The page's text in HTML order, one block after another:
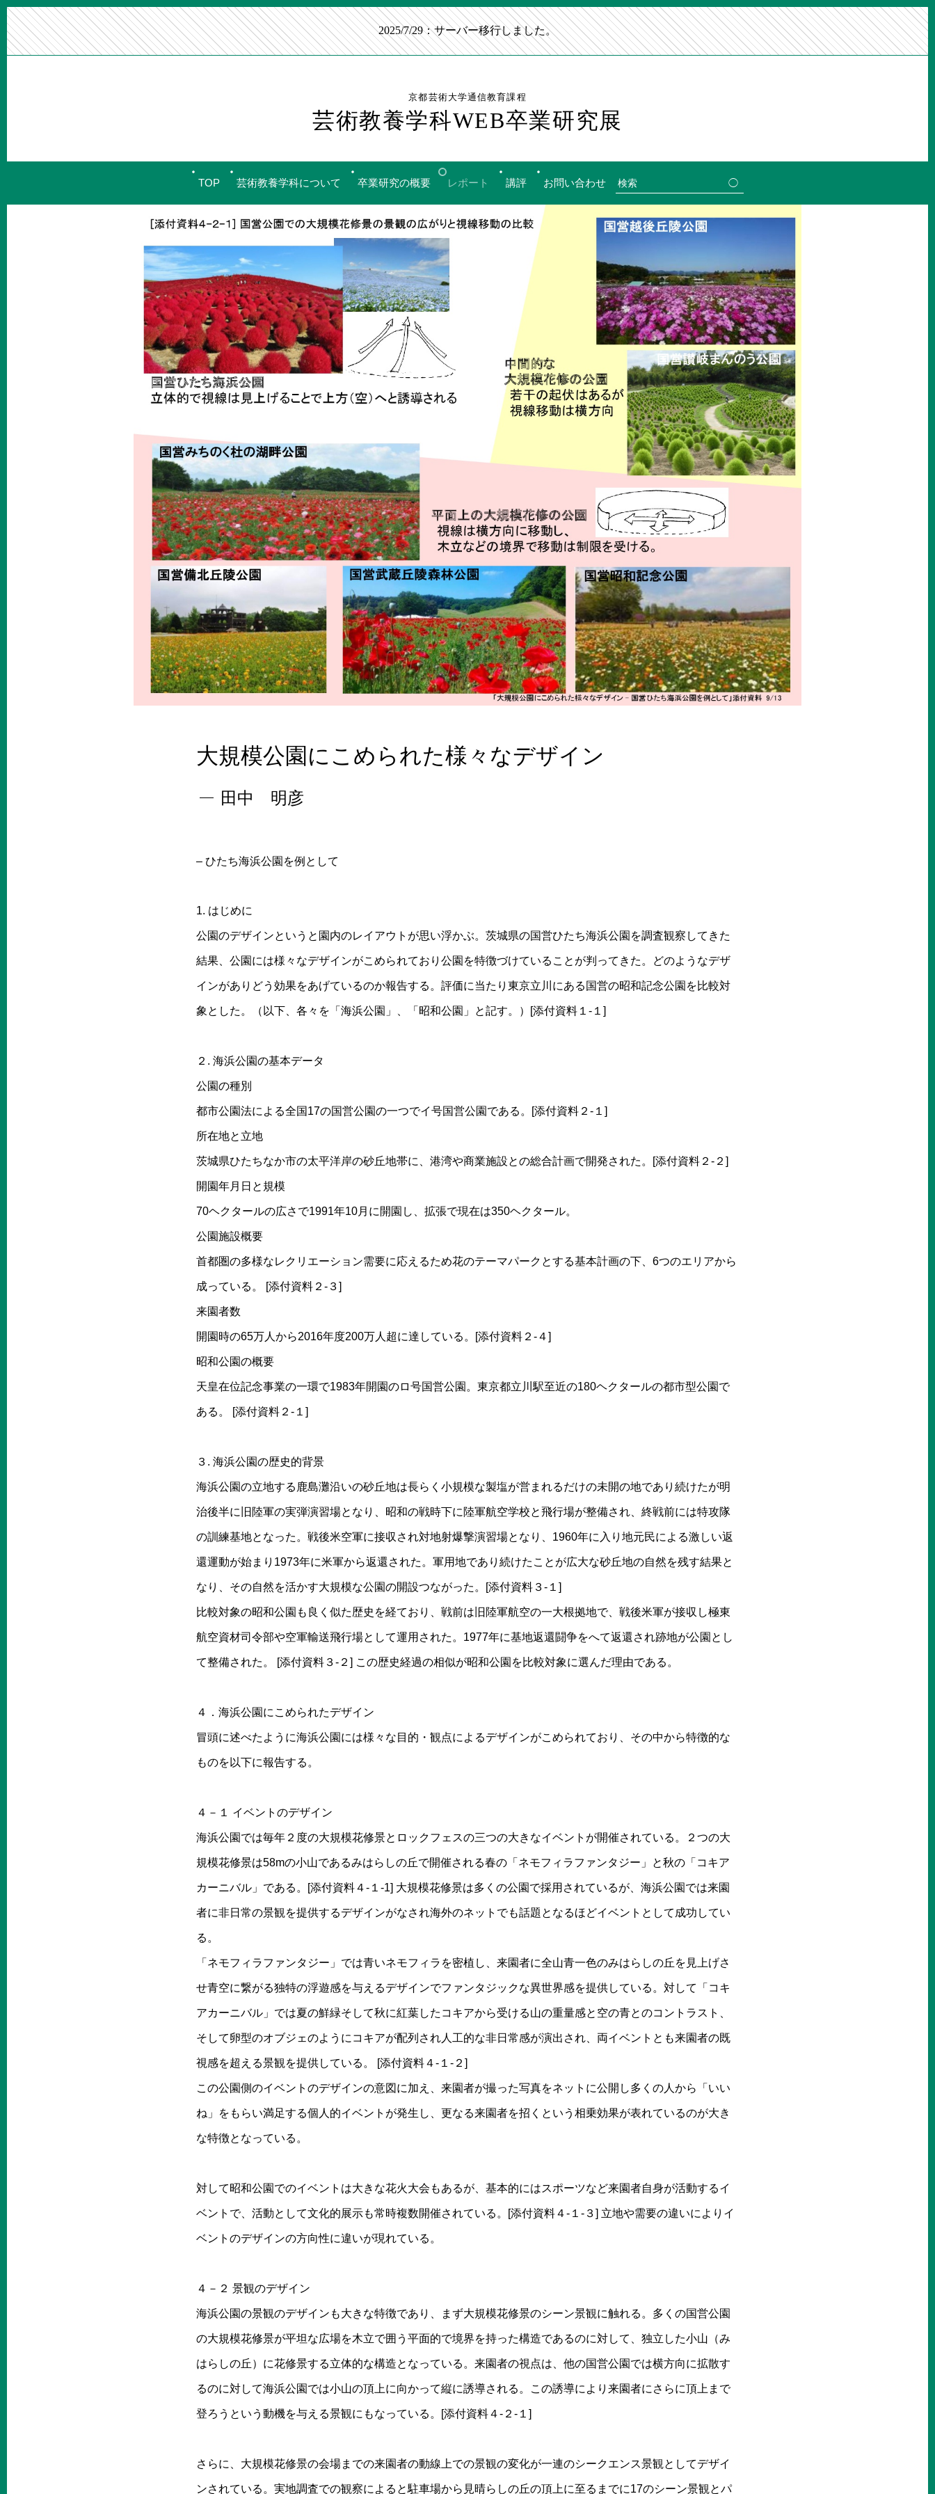
2025/7/29：サーバー移行しました。
京都芸術大学通信教育課程
芸術教養学科WEB卒業研究展
TOP 芸術教養学科について 卒業研究の概要 レポート 講評 お問い合わせ
大規模公園にこめられた様々なデザイン
田中 明彦
– ひたち海浜公園を例として
1. はじめに
公園のデザインというと園内のレイアウトが思い浮かぶ。茨城県の国営ひたち海浜公園を調査観察してきた
結果、公園には様々なデザインがこめられており公園を特徴づけていることが判ってきた。どのようなデザ
インがありどう効果をあげているのか報告する。評価に当たり東京立川にある国営の昭和記念公園を比較対
象とした。（以下、各々を「海浜公園」、「昭和公園」と記す。）[添付資料１-１]
２. 海浜公園の基本データ
公園の種別
都市公園法による全国17の国営公園の一つでイ号国営公園である。[添付資料２-１]
所在地と立地
茨城県ひたちなか市の太平洋岸の砂丘地帯に、港湾や商業施設との総合計画で開発された。[添付資料２-２]
開園年月日と規模
70ヘクタールの広さで1991年10月に開園し、拡張で現在は350ヘクタール。
公園施設概要
首都圏の多様なレクリエーション需要に応えるため花のテーマパークとする基本計画の下、6つのエリアから
成っている。 [添付資料２-３]
来園者数
開園時の65万人から2016年度200万人超に達している。[添付資料２-４]
昭和公園の概要
天皇在位記念事業の一環で1983年開園のロ号国営公園。東京都立川駅至近の180ヘクタールの都市型公園で
ある。 [添付資料２-１]
３. 海浜公園の歴史的背景
海浜公園の立地する鹿島灘沿いの砂丘地は長らく小規模な製塩が営まれるだけの未開の地であり続けたが明
治後半に旧陸軍の実弾演習場となり、昭和の戦時下に陸軍航空学校と飛行場が整備され、終戦前には特攻隊
の訓練基地となった。戦後米空軍に接収され対地射爆撃演習場となり、1960年に入り地元民による激しい返
還運動が始まり1973年に米軍から返還された。軍用地であり続けたことが広大な砂丘地の自然を残す結果と
なり、その自然を活かす大規模な公園の開設つながった。[添付資料３-１]
比較対象の昭和公園も良く似た歴史を経ており、戦前は旧陸軍航空の一大根拠地で、戦後米軍が接収し極東
航空資材司令部や空軍輸送飛行場として運用された。1977年に基地返還闘争をへて返還され跡地が公園とし
て整備された。 [添付資料３-２] この歴史経過の相似が昭和公園を比較対象に選んだ理由である。
４．海浜公園にこめられたデザイン
冒頭に述べたように海浜公園には様々な目的・観点によるデザインがこめられており、その中から特徴的な
ものを以下に報告する。
４－１ イベントのデザイン
海浜公園では毎年２度の大規模花修景とロックフェスの三つの大きなイベントが開催されている。２つの大
規模花修景は58mの小山であるみはらしの丘で開催される春の「ネモフィラファンタジー」と秋の「コキア
カーニバル」である。[添付資料４-１-1] 大規模花修景は多くの公園で採用されているが、海浜公園では来園
者に非日常の景観を提供するデザインがなされ海外のネットでも話題となるほどイベントとして成功してい
る。
「ネモフィラファンタジー」では青いネモフィラを密植し、来園者に全山青一色のみはらしの丘を見上げさ
せ青空に繋がる独特の浮遊感を与えるデザインでファンタジックな異世界感を提供している。対して「コキ
アカーニバル」では夏の鮮緑そして秋に紅葉したコキアから受ける山の重量感と空の青とのコントラスト、
そして卵型のオブジェのようにコキアが配列され人工的な非日常感が演出され、両イベントとも来園者の既
視感を超える景観を提供している。 [添付資料４-１-２]
この公園側のイベントのデザインの意図に加え、来園者が撮った写真をネットに公開し多くの人から「いい
ね」をもらい満足する個人的イベントが発生し、更なる来園者を招くという相乗効果が表れているのが大き
な特徴となっている。
対して昭和公園でのイベントは大きな花火大会もあるが、基本的にはスポーツなど来園者自身が活動するイ
ベントで、活動として文化的展示も常時複数開催されている。[添付資料４-１-３] 立地や需要の違いによりイ
ベントのデザインの方向性に違いが現れている。
４－２ 景観のデザイン
海浜公園の景観のデザインも大きな特徴であり、まず大規模花修景のシーン景観に触れる。多くの国営公園
の大規模花修景が平坦な広場を木立で囲う平面的で境界を持った構造であるのに対して、独立した小山（み
はらしの丘）に花修景する立体的な構造となっている。来園者の視点は、他の国営公園では横方向に拡散す
るのに対して海浜公園では小山の頂上に向かって縦に誘導される。この誘導により来園者にさらに頂上まで
登ろうという動機を与える景観にもなっている。[添付資料４-２-１]
さらに、大規模花修景の会場までの来園者の動線上での景観の変化が一連のシークエンス景観としてデザイ
ンされている。実地調査での観察によると駐車場から見晴らしの丘の頂上に至るまでに17のシーン景観とパ